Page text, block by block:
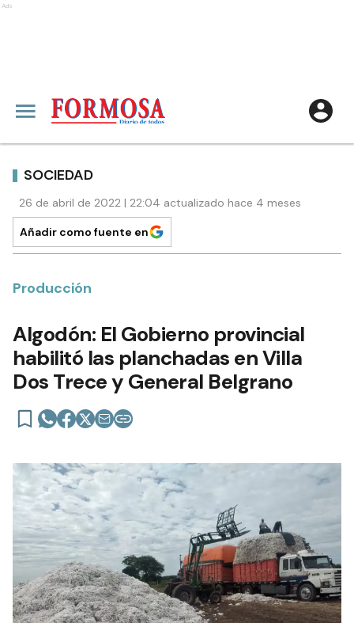
Ads
SOCIEDAD
26 de abril de 2022 | 22:04 actualizado hace 4 meses
Añadir como fuente en
Producción
Algodón: El Gobierno provincial
habilitó las planchadas en Villa
Dos Trece y General Belgrano